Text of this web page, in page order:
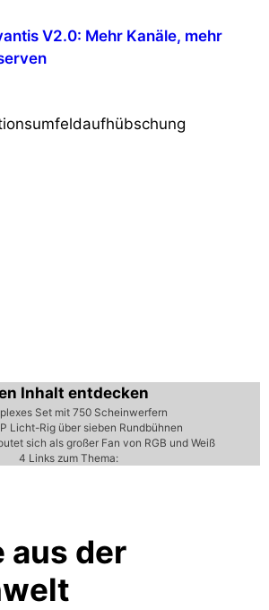
V2.0: Mehr Kanäle, mehr
Inhalt entdecken
Set mit 750 Scheinwerfern
Licht-Rig über sieben Rundbühnen
sich als großer Fan von RGB und Weiß
4 Links zum Thema:
aus der